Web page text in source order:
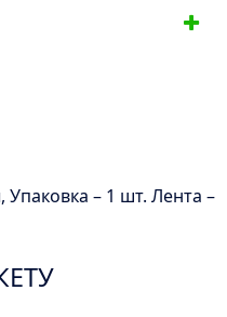
– 1 шт. Лента –